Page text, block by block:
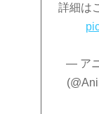
詳細は
— ア